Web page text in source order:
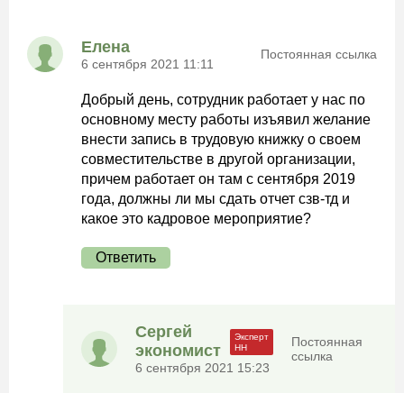
Елена
6 сентября 2021 11:11
Постоянная ссылка
Добрый день, сотрудник работает у нас по
основному месту работы изъявил желание
внести запись в трудовую книжку о своем
совместительстве в другой организации,
причем работает он там с сентября 2019
года, должны ли мы сдать отчет сзв-тд и
какое это кадровое мероприятие?
Ответить
Сергей
экономист
6 сентября 2021 15:23
Постоянная
ссылка